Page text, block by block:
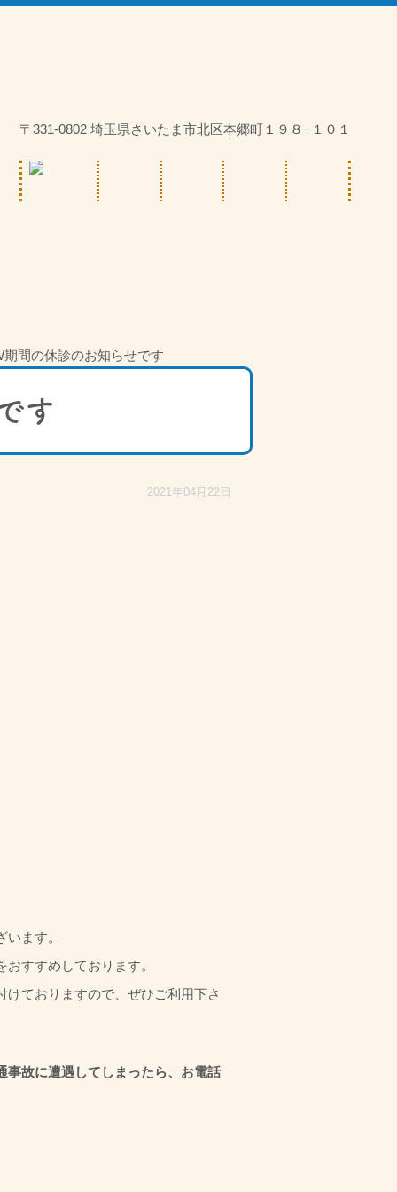
〒331-0802 埼玉県さいたま市北区本郷町１９８−１０１
期間の休診のお知らせです
す
2021年04月22日
ます。
すすめしております。
けておりますので、ぜひご利用下さ
故に遭遇してしまったら、お電話